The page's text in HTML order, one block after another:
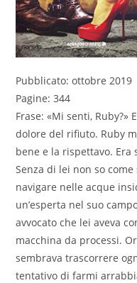
Pubblicato: ottobre 2019
Pagine: 344
Frase: «Mi senti,
dolore del rifiuto. Ruby
bene e la rispettavo. Era
Senza di lei non so
navigare nelle acque
un’esperta nel suo
avvocato che lei aveva
macchina da processi.
sembrava trascorrere
tentativo di farmi